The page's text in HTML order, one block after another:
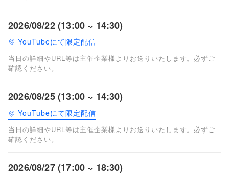
2026/08/22 (13:00 ~ 14:30)
YouTubeにて限定配信
当日の詳細やURL等は主催企業様よりお送りいたします。必ずご
確認ください。
2026/08/25 (13:00 ~ 14:30)
YouTubeにて限定配信
当日の詳細やURL等は主催企業様よりお送りいたします。必ずご
確認ください。
2026/08/27 (17:00 ~ 18:30)